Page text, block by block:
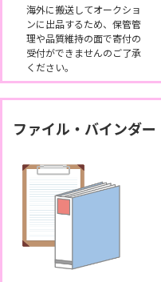
海外に搬送してオークショ
ンに出品するため、保管管
理や品質維持の面で寄付の
受付ができませんのご了承
ください。
ファイル・バインダー